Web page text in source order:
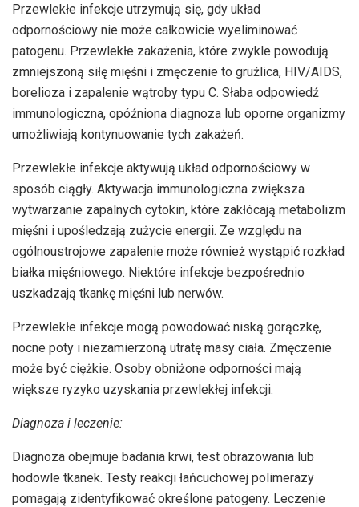
Przewlekłe infekcje utrzymują się, gdy układ
odpornościowy nie może całkowicie wyeliminować
patogenu. Przewlekłe zakażenia, które zwykle powodują
zmniejszoną siłę mięśni i zmęczenie to gruźlica, HIV/AIDS,
borelioza i zapalenie wątroby typu C. Słaba odpowiedź
immunologiczna, opóźniona diagnoza lub oporne organizmy
umożliwiają kontynuowanie tych zakażeń.
Przewlekłe infekcje aktywują układ odpornościowy w
sposób ciągły. Aktywacja immunologiczna zwiększa
wytwarzanie zapalnych cytokin, które zakłócają metabolizm
mięśni i upośledzają zużycie energii. Ze względu na
ogólnoustrojowe zapalenie może również wystąpić rozkład
białka mięśniowego. Niektóre infekcje bezpośrednio
uszkadzają tkankę mięśni lub nerwów.
Przewlekłe infekcje mogą powodować niską gorączkę,
nocne poty i niezamierzoną utratę masy ciała. Zmęczenie
może być ciężkie. Osoby obniżone odporności mają
większe ryzyko uzyskania przewlekłej infekcji.
Diagnoza i leczenie:
Diagnoza obejmuje badania krwi, test obrazowania lub
hodowle tkanek. Testy reakcji łańcuchowej polimerazy
pomagają zidentyfikować określone patogeny. Leczenie